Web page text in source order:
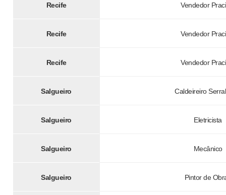
Recife Vendedor
Recife Vendedor
Recife Vendedor
Salgueiro Caldeireiro
Salgueiro Eletricista
Salgueiro Mecânico
Salgueiro Pintor de